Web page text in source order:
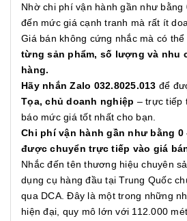
Nhờ chi phí vận hành gần như bằng
đến mức giá cạnh tranh mà rất ít
Giá bán không cứng nhắc mà có thể
từng sản phẩm, số lượng và nhu
hàng.
Hãy nhắn Zalo 032.8025.013 để
Tọa, chủ doanh nghiệp – trực tiếp
báo mức giá tốt nhất cho bạn.
Chi phí vận hành gần như bằng 0
được chuyển trực tiếp vào giá
Nhắc đến tên thương hiệu chuyên
dụng cụ hàng đầu tại Trung Quốc
qua DCA. Đây là một trong những
hiện đại, quy mô lớn với 112.000